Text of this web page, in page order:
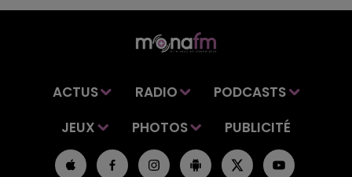
ACTUS RADIO
PODCASTS
JEUX
PHOTOS PUBLICITÉ